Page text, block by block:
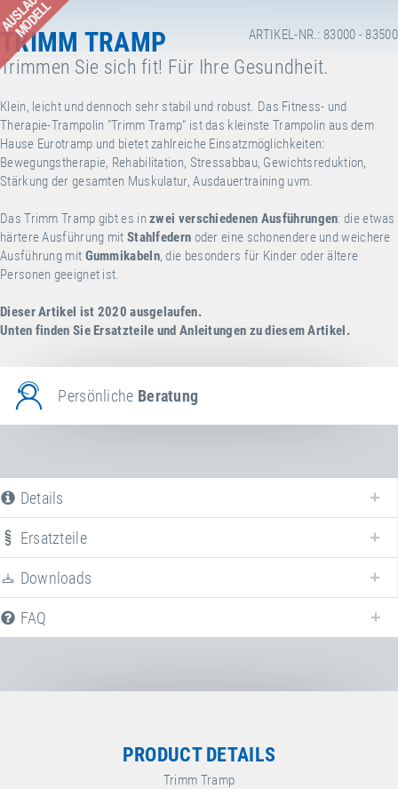
MODELL ARTIKEL-NR.: 83000 - 83500
TRIMM TRAMP
Trimmen Sie sich fit! Für Ihre Gesundheit.
Klein, leicht und dennoch sehr stabil und robust. Das Fitness- und
Therapie-Trampolin "Trimm Tramp" ist das kleinste Trampolin aus dem
Hause Eurotramp und bietet zahlreiche Einsatzmöglichkeiten:
Bewegungstherapie, Rehabilitation, Stressabbau, Gewichtsreduktion,
Stärkung der gesamten Muskulatur, Ausdauertraining uvm.
Das Trimm Tramp gibt es inzwei verschiedenen Ausführungen: die etwas
härtere Ausführung mit Stahlfedern oder eine schonendere und weichere
Ausführung mit Gummikabeln, die besonders für Kinder oder ältere
Personen geeignet ist.
Dieser Artikel ist 2020 ausgelaufen.
Unten finden Sie Ersatzteile und Anleitungen zu diesem Artikel.
Persönliche Beratung
Details
Ersatzteile
Downloads
FAQ
PRODUCT DETAILS
Trimm Tramp